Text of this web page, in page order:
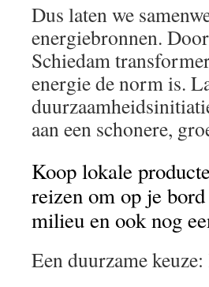
Dus laten we
energiebronnen.
Schiedam
energie de norm is.
aan een schonere,
Koop lokale
reizen om op je
milieu en ook nog
Een duurzame